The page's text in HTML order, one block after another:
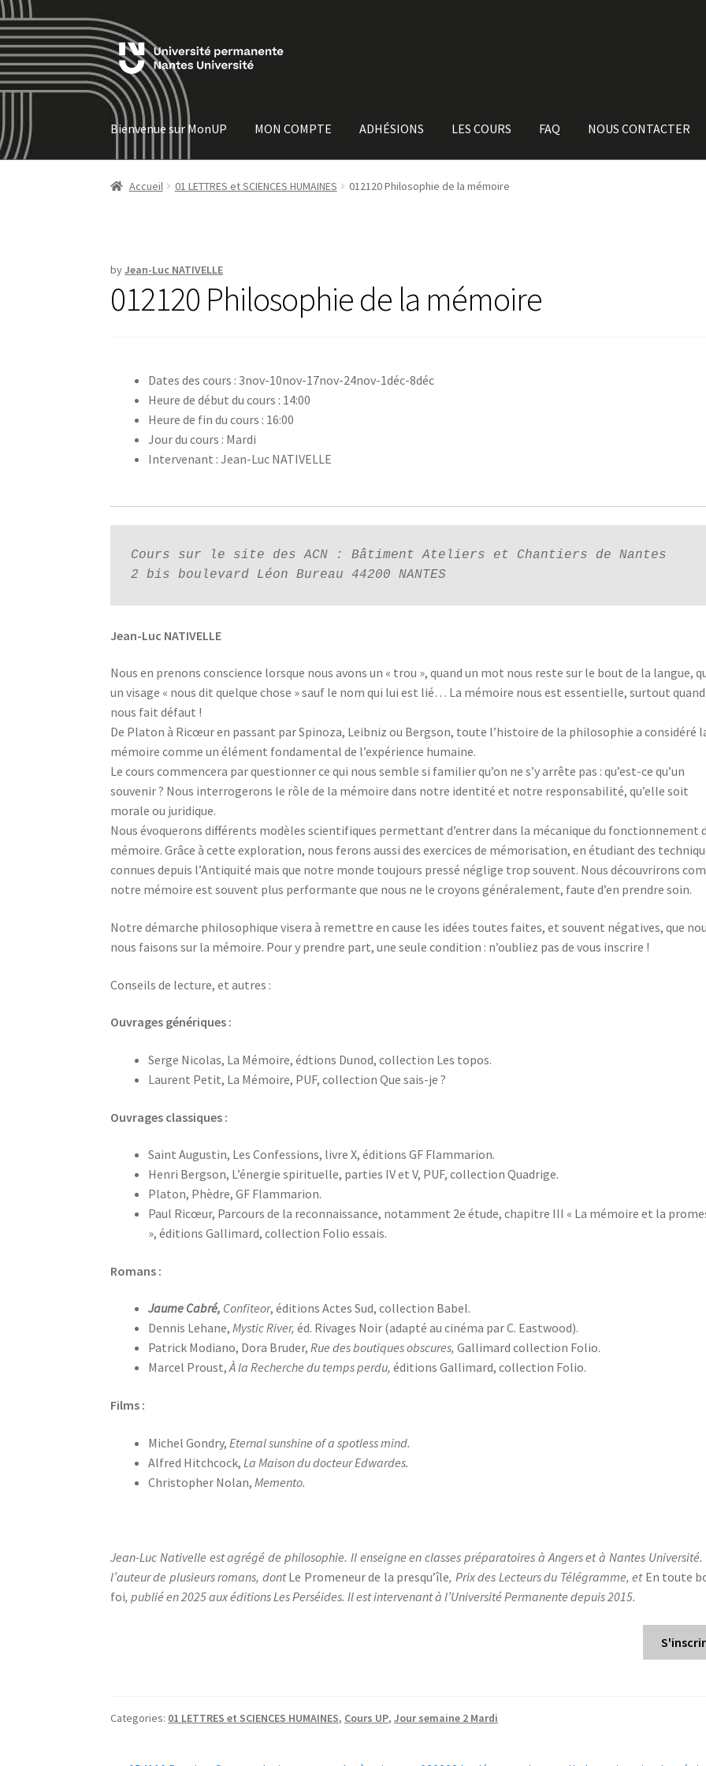
Skip
to
navigation
Skip
to
content
Bienvenue sur MonUP MON COMPTE ADHÉSIONS LES COURS FAQ NOUS CONTACTER
Accueil 01 LETTRES et SCIENCES HUMAINES 012120 Philosophie de la mémoire
byJean-Luc NATIVELLE
012120 Philosophie de la mémoire
Dates des cours : 3nov-10nov-17nov-24nov-1déc-8déc
Heure de début du cours : 14:00
Heure de fin du cours : 16:00
Jour du cours : Mardi
Intervenant : Jean-Luc NATIVELLE
Cours sur le site des ACN : Bâtiment Ateliers et Chantiers de Nantes
2 bis boulevard Léon Bureau 44200 NANTES
Jean-Luc NATIVELLE
Nous en prenons conscience lorsque nous avons un « trou », quand un mot nous reste sur le bout de la langue,
un visage « nous dit quelque chose » sauf le nom qui lui est lié… La mémoire nous est essentielle, surtout
nous fait défaut !
De Platon à Ricœur en passant par Spinoza, Leibniz ou Bergson, toute l’histoire de la philosophie a considéré
mémoire comme un élément fondamental de l’expérience humaine.
Le cours commencera par questionner ce qui nous semble si familier qu’on ne s’y arrête pas : qu’est-ce qu’un
souvenir ? Nous interrogerons le rôle de la mémoire dans notre identité et notre responsabilité, qu’elle soit
morale ou juridique.
Nous évoquerons différents modèles scientifiques permettant d’entrer dans la mécanique du fonctionnement
mémoire. Grâce à cette exploration, nous ferons aussi des exercices de mémorisation, en étudiant des
connues depuis l’Antiquité mais que notre monde toujours pressé néglige trop souvent. Nous découvrirons
notre mémoire est souvent plus performante que nous ne le croyons généralement, faute d’en prendre soin.
Notre démarche philosophique visera à remettre en cause les idées toutes faites, et souvent négatives, que
nous faisons sur la mémoire. Pour y prendre part, une seule condition : n’oubliez pas de vous inscrire !
Conseils de lecture, et autres :
Ouvrages génériques :
Serge Nicolas, La Mémoire, édtions Dunod, collection Les topos.
Laurent Petit, La Mémoire, PUF, collection Que sais-je ?
Ouvrages classiques :
Saint Augustin, Les Confessions, livre X, éditions GF Flammarion.
Henri Bergson, L’énergie spirituelle, parties IV et V, PUF, collection Quadrige.
Platon, Phèdre, GF Flammarion.
Paul Ricœur, Parcours de la reconnaissance, notamment 2e étude, chapitre III « La mémoire et la
», éditions Gallimard, collection Folio essais.
Romans :
Jaume Cabré, Confiteor, éditions Actes Sud, collection Babel.
Dennis Lehane,Mystic River, éd. Rivages Noir (adapté au cinéma par C. Eastwood).
Patrick Modiano, Dora Bruder,Rue des boutiques obscures, Gallimard collection Folio.
Marcel Proust,À la Recherche du temps perdu, éditions Gallimard, collection Folio.
Films :
Michel Gondry, Eternal sunshine of a spotless mind.
Alfred Hitchcock, La Maison du docteur Edwardes.
Christopher Nolan, Memento.
Jean-Luc Nativelle est agrégé de philosophie. Il enseigne en classes préparatoires à Angers et à Nantes Université.
l’auteur de plusieurs romans, dontLe Promeneur de la presqu’île, Prix des Lecteurs du Télégramme, et En toute
foi, publié en 2025 aux éditions Les Perséides. Il est intervenant à l’Université Permanente depuis 2015.
Categories: 01 LETTRES et SCIENCES HUMAINES, Cours UP,Jour semaine 2 Mardi